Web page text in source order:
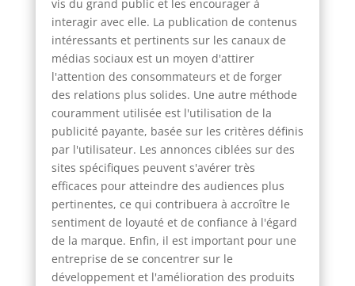
vis du grand public et les encourager à
interagir avec elle. La publication de contenus
intéressants et pertinents sur les canaux de
médias sociaux est un moyen d'attirer
l'attention des consommateurs et de forger
des relations plus solides. Une autre méthode
couramment utilisée est l'utilisation de la
publicité payante, basée sur les critères définis
par l'utilisateur. Les annonces ciblées sur des
sites spécifiques peuvent s'avérer très
efficaces pour atteindre des audiences plus
pertinentes, ce qui contribuera à accroître le
sentiment de loyauté et de confiance à l'égard
de la marque. Enfin, il est important pour une
entreprise de se concentrer sur le
développement et l'amélioration des produits